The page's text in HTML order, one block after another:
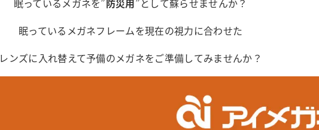
眠っているメガネを”防災用”として蘇らせませんか？
眠っているメガネフレームを現在の視力に合わせた
レンズに入れ替えて予備のメガネをご準備してみませんか？